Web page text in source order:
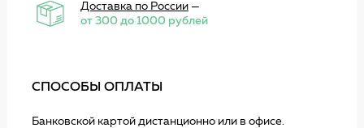
Доставка по России—
от 300 до 1000 рублей
СПОСОБЫ ОПЛАТЫ
Банковской картой дистанционно или в офисе.